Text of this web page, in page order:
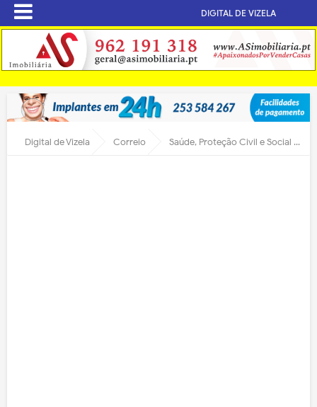
DIGITAL DE VIZELA
Digital de Vizela Correio Saúde, Proteção Civil e Social em Vizela, Presente e Futuro...”